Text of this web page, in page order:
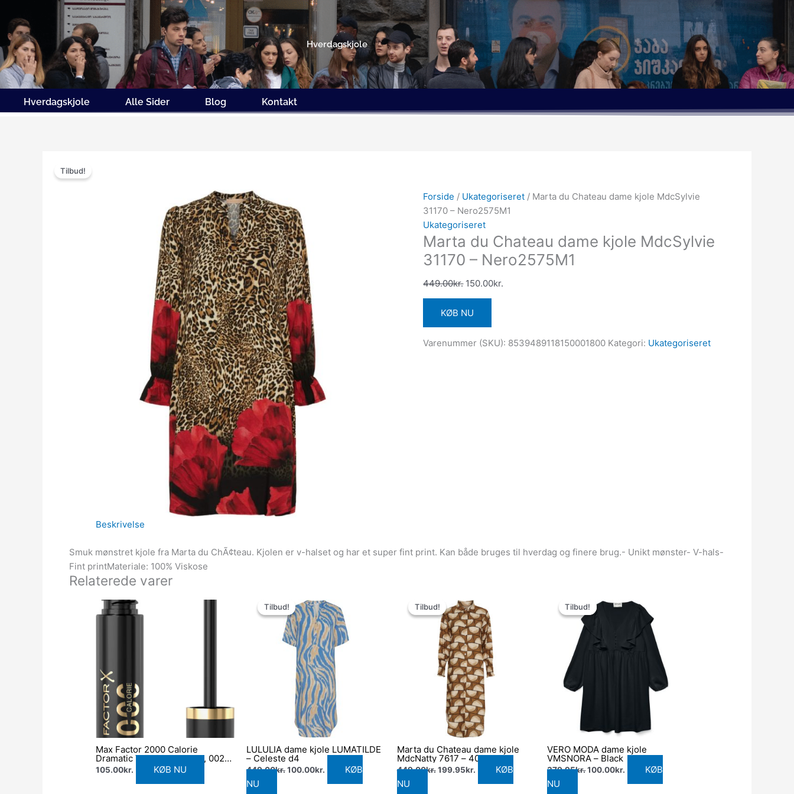
indholdet
Hverdagskjole
Hverdagskjole Alle Sider Blog Kontakt
Tilbud!
Forside / Ukategoriseret / Marta du Chateau dame kjole MdcSylvie
31170 – Nero2575M1
Ukategoriseret
Marta du Chateau dame kjole MdcSylvie
31170 – Nero2575M1
449.00kr.
var:
449.00kr..
150.00kr.
er:
150.00kr..
KØB NU
Varenummer (SKU): 8539489118150001800 Kategori: Ukategoriseret
Beskrivelse
Smuk mønstret kjole fra Marta du ChÃ¢teau. Kjolen er v-halset og har et super fint print. Kan både bruges til hverdag og finere brug.- Unikt mønster- V-hals-
Fint printMateriale: 100% Viskose
Relaterede varer
Max Factor 2000 Calorie
Dramatic Volume Mascara, 002
Black/brown, 9 ml
105.00kr. KØB NU
Tilbud!
Tilbud!
LULULIA dame kjole LUMATILDE
– Celeste d4
449.00kr.
oprindelige
pris
var:
449.00kr..
100.00kr.
aktuelle
pris
er:
100.00kr..
KØB
NU
Tilbud!
Tilbud!
Marta du Chateau dame kjole
MdcNatty 7617 – 4024
449.00kr.
oprindelige
pris
var:
449.00kr..
199.95kr.
pris
er:
199.95kr..
KØB
NU
Tilbud!
Tilbud!
VERO MODA dame kjole
VMSNORA – Black
379.95kr.
oprindelige
pris
100.00kr.
aktuelle
100.00kr..
KØB
NU